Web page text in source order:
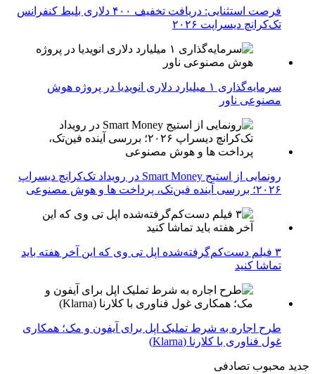
فرصت استثنایی: دریافت تخفیف ۴۰۰ دلاری بلیط کنفرانس
تک‌کرانچ دیسراپت ۲۰۲۶
سرمایه‌گذاری ۱ میلیارد دلاری انویدیا در پروژه هوش
مصنوعی ناور
رونمایی از استیج Smart Money در رویداد تک‌کرانچ دیسراپ
۲۰۲۶؛ بررسی آینده فین‌تک، پرداخت‌ ها و هوش مصنوعی
۳ فیلم دست‌کم‌گرفته‌شده اپل تی وی که این آخر هفته باید
تماشا کنید
طرح اجاره به شرط تملیک اپل برای آیفون و مک؛ همکاری
غول فناوری با کلارنا (Klarna)
جدید محبوب تصادفی